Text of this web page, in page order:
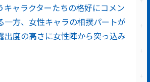
キャラクターたちの格好にコメン
一方、女性キャラの相撲パートが
出度の高さに女性陣から突っ込み